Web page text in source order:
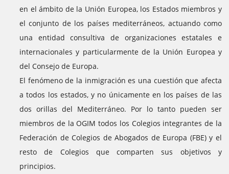
en el ámbito de la Unión Europea, los Estados miembros y
el conjunto de los países mediterráneos, actuando como
una entidad consultiva de organizaciones estatales e
internacionales y particularmente de la Unión Europea y
del Consejo de Europa.
El fenómeno de la inmigración es una cuestión que afecta
a todos los estados, y no únicamente en los países de las
dos orillas del Mediterráneo. Por lo tanto pueden ser
miembros de la OGIM todos los Colegios integrantes de la
Federación de Colegios de Abogados de Europa (FBE) y el
resto de Colegios que comparten sus objetivos y
principios.